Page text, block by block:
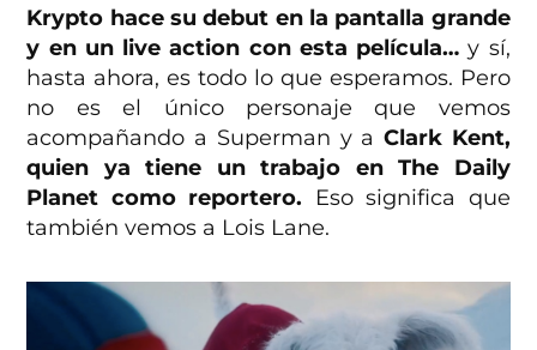
Krypto hace su debut en la pantalla grande
y en un live action con esta película…y sí,
hasta ahora, es todo lo que esperamos. Pero
no es el único personaje que vemos
acompañando a Superman y a Clark Kent,
quien ya tiene un trabajo en The Daily
Planet como reportero.
Eso significa que
también vemos a Lois Lane.